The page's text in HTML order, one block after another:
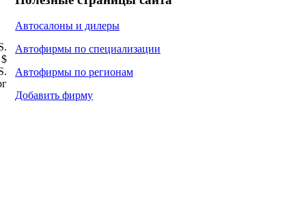
Автосалоны и дилеры
Автофирмы по специализации
Автофирмы по регионам
Добавить фирму